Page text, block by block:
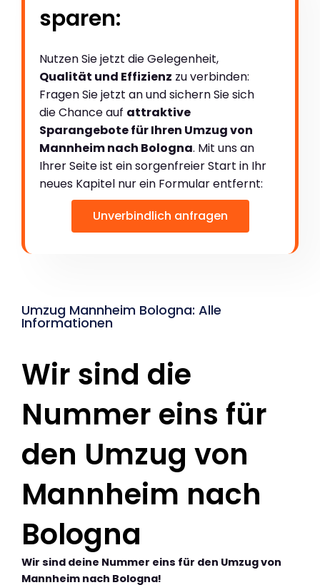
sparen:
Nutzen Sie jetzt die Gelegenheit,
Qualität und Effizienz zu verbinden:
Fragen Sie jetzt an und sichern Sie sich
die Chance auf attraktive
Sparangebote für Ihren Umzug von
Mannheim nach Bologna. Mit uns an
Ihrer Seite ist ein sorgenfreier Start in Ihr
neues Kapitel nur ein Formular entfernt:
Unverbindlich anfragen
Umzug Mannheim Bologna: Alle
Informationen
Wir sind die
Nummer eins für
den Umzug von
Mannheim nach
Bologna
Wir sind deine Nummer eins für den Umzug von
Mannheim nach Bologna!